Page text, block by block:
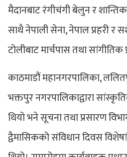
मैदानबाट रंगीचंगी बेलुन र
साथै नेपाली सेना, नेपाल प्रहरी र
टोलीबाट मार्चपास तथा सांगीतिक
काठमाडौं महानगरपालिका,
भक्तपुर नगरपालिकाद्वारा
थियो भने सूचना तथा प्रसारण
द्वैमासिकको संविधान दिवस